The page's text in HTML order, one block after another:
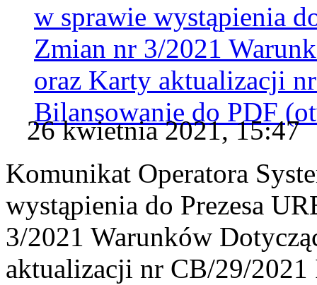
w sprawie wystąpienia
Zmian nr 3/2021
oraz Karty aktualizacji
Bilansowanie do PDF
26 kwietnia 2021, 15:47
Komunikat Operatora
wystąpienia do Prezesa
3/2021 Warunków
aktualizacji nr CB/29/